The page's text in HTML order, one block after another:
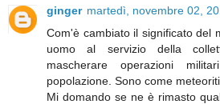
ginger martedì, novembre 02,
Com'è cambiato il significato del
uomo al servizio della
mascherare operazioni
popolazione. Sono come
Mi domando se ne è rimasto